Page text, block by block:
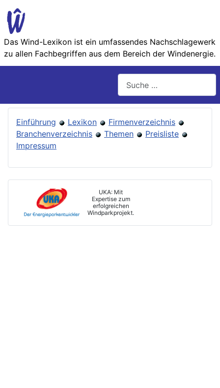
Das Wind-Lexikon ist ein umfassendes Nachschlage­werk
zu allen Fachbegriffen aus dem Bereich der Wind­energie.
Einführung Lexikon
Firmenverzeichnis
Branchenverzeichnis
Themen
Preisliste
Impressum
UKA: Mit
Expertise zum
erfolgreichen
Windparkprojekt.